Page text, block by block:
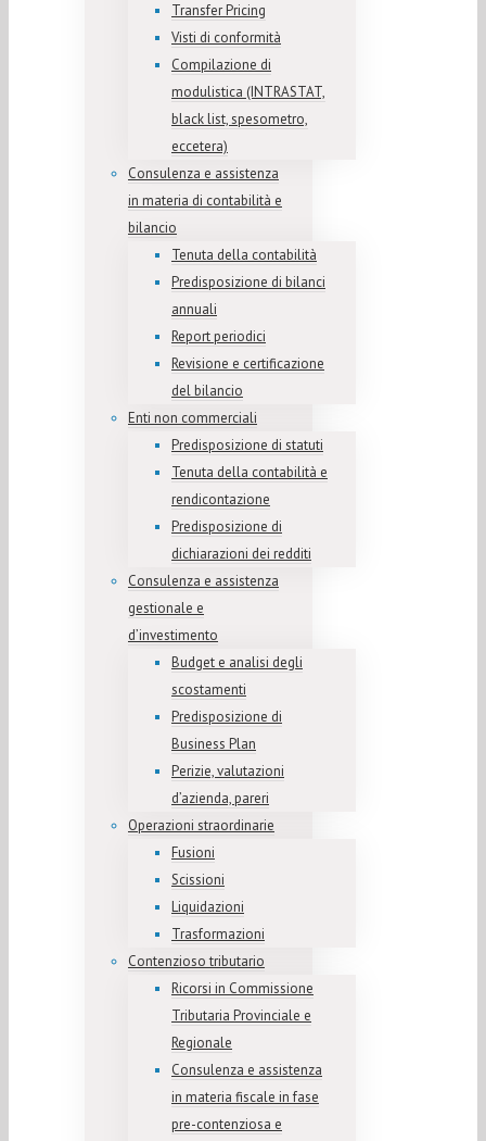
Transfer Pricing
Visti di conformità
Compilazione di
modulistica (INTRASTAT,
black list, spesometro,
eccetera)
Consulenza e assistenza
in materia di contabilità e
bilancio
Tenuta della contabilità
Predisposizione di bilanci
annuali
Report periodici
Revisione e certificazione
del bilancio
Enti non commerciali
Predisposizione di statuti
Tenuta della contabilità e
rendicontazione
Predisposizione di
dichiarazioni dei redditi
Consulenza e assistenza
gestionale e
d’investimento
Budget e analisi degli
scostamenti
Predisposizione di
Business Plan
Perizie, valutazioni
d’azienda, pareri
Operazioni straordinarie
Fusioni
Scissioni
Liquidazioni
Trasformazioni
Contenzioso tributario
Ricorsi in Commissione
Tributaria Provinciale e
Regionale
Consulenza e assistenza
in materia fiscale in fase
pre-contenziosa e